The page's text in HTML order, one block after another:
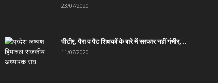
23/07/2020
पीटीए, पैरा व पैट शिक्षकों के बारे में सरकार नहीं गंभीर,...
11/07/2020